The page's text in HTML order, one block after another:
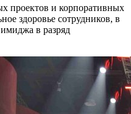
проектов и корпоративных
здоровье сотрудников, в
в разряд